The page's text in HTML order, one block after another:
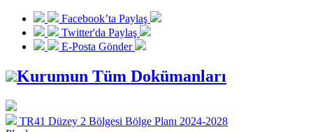
Facebook’ta Paylaş
Twitter'da Paylaş
E-Posta Gönder
Kurumun Tüm Dokümanları
TR41 Düzey 2 Bölgesi Bölge Planı 2024-2028